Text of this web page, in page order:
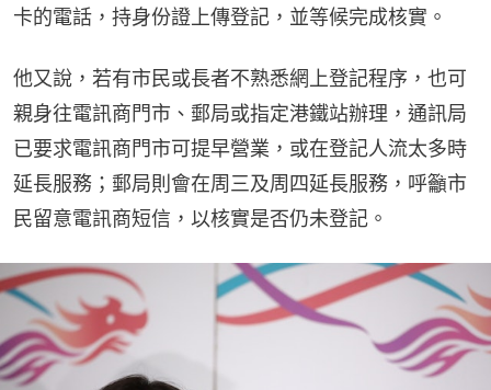
卡的電話，持身份證上傳登記，並等候完成核實。
他又說，若有市民或長者不熟悉網上登記程序，也可
親身往電訊商門市、郵局或指定港鐵站辦理，通訊局
已要求電訊商門市可提早營業，或在登記人流太多時
延長服務；郵局則會在周三及周四延長服務，呼籲市
民留意電訊商短信，以核實是否仍未登記。